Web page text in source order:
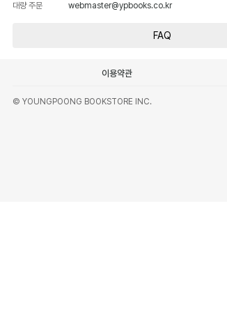
대량 주문
webmaster@ypbooks.co.kr
FAQ
이용약관
© YOUNGPOONG BOOKSTORE INC.